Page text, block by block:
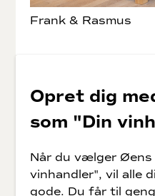
Frank & Rasmus
Opret dig
som "Din
Når du vælger Øens
vinhandler", vil alle
gode. Du får til